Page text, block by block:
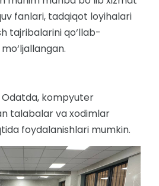
fanlari, tadqiqot loyihalari
tajribalarini qo‘llab-
Odatda, kompyuter
talabalar va xodimlar
foydalanishlari mumkin.